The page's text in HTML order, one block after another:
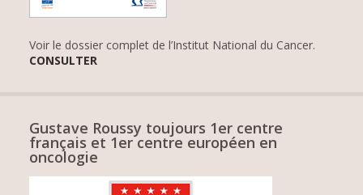
Voir le dossier complet de l’Institut National du Cancer.
CONSULTER
Gustave Roussy toujours 1er centre
français et 1er centre européen en
oncologie